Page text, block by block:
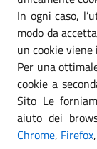
In ogni caso,
modo da
un cookie
Per una
cookie a
Sito Le
aiuto dei
Chrome, Firefox,